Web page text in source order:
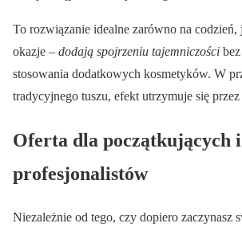
To rozwiązanie idealne zarówno na codzień,
okazje – dodają spojrzeniu tajemniczości
stosowania dodatkowych kosmetyków. W
tradycyjnego tuszu, efekt utrzymuje się
Oferta dla początkujących i
profesjonalistów
Niezależnie od tego, czy dopiero zaczynasz